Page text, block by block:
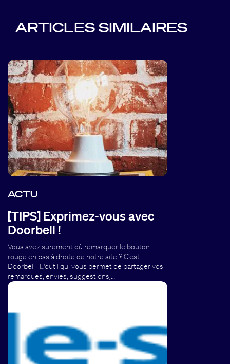
ARTICLES SIMILAIRES
ACTU
[TIPS] Exprimez-vous avec
Doorbell !
Vous avez surement dû remarquer le bouton
rouge en bas à droite de notre site ? C'est
Doorbell ! L'outil qui vous permet de partager vos
remarques, envies, suggestions,…